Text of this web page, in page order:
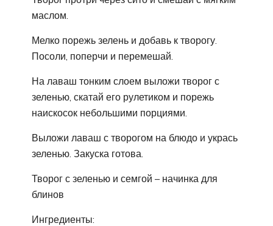
маслом.
Мелко порежь зелень и добавь к творогу.
Посоли, поперчи и перемешай.
На лаваш тонким слоем выложи творог с
зеленью, скатай его рулетиком и порежь
наискосок небольшими порциями.
Выложи лаваш с творогом на блюдо и укрась
зеленью. Закуска готова.
Творог с зеленью и семгой – начинка для
блинов
Ингредиенты: